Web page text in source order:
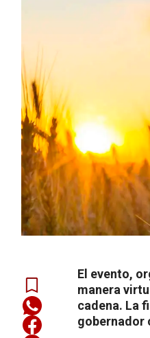
El evento,
manera
cadena. La
gobernador